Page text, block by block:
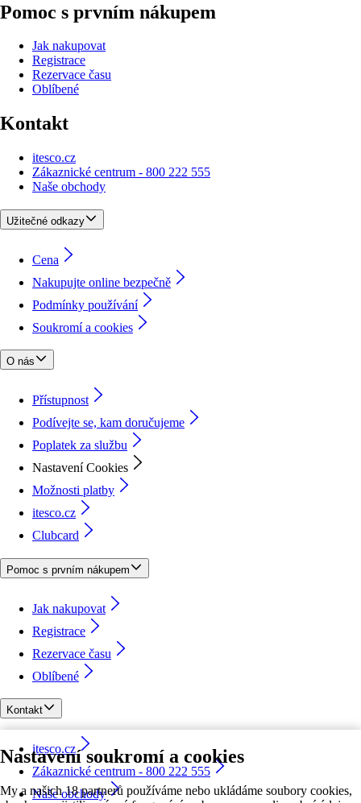
Nastavení soukromí a cookies
My a našich 18 partnerů používáme nebo ukládáme soubory cookies,
Pomoc s prvním nákupem
Jak nakupovat
Registrace
Rezervace času
Oblíbené
Kontakt
itesco.cz
Zákaznické centrum - 800 222 555
Naše obchody
Užitečné odkazy
Cena
Nakupujte online bezpečně
Podmínky používání
Soukromí a cookies
O nás
Přístupnost
Podívejte se, kam doručujeme
Poplatek za službu
Nastavení Cookies
Možnosti platby
itesco.cz
Clubcard
Pomoc s prvním nákupem
Jak nakupovat
Registrace
Rezervace času
Oblíbené
Kontakt
itesco.cz
Zákaznické centrum - 800 222 555
Naše obchody